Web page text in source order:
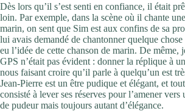
Dès lors qu’il s’est senti en confiance, il était
loin. Par exemple, dans la scène où il chante
marin, on sent que Sim est aux confins de sa
lui avais demandé de chantonner quelque chose
eu l’idée de cette chanson de marin. De même,
GPS n’était pas évident : donner la réplique à
nous faisant croire qu’il parle à quelqu’un est
Jean-Pierre est un être pudique et élégant, et
consisté à lever ses réserves pour l’amener vers
de pudeur mais toujours autant d’élégance.